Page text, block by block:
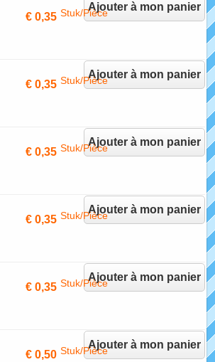
Ajouter à mon panier
€ 0,35 Stuk/Pièce
Ajouter à mon panier
€ 0,35 Stuk/Pièce
Ajouter à mon panier
€ 0,35 Stuk/Pièce
Ajouter à mon panier
€ 0,35 Stuk/Pièce
Ajouter à mon panier
€ 0,35 Stuk/Pièce
Ajouter à mon panier
€ 0,50 Stuk/Pièce